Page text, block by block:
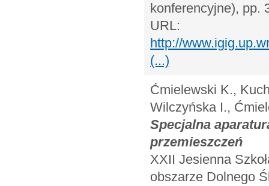
konferencyjne), pp.
URL:
http://
(...)
Ćmielewski K.,
Wilczyńska I.,
Specjalna
przemieszczeń
XXII Jesienna
obszarze Dolnego